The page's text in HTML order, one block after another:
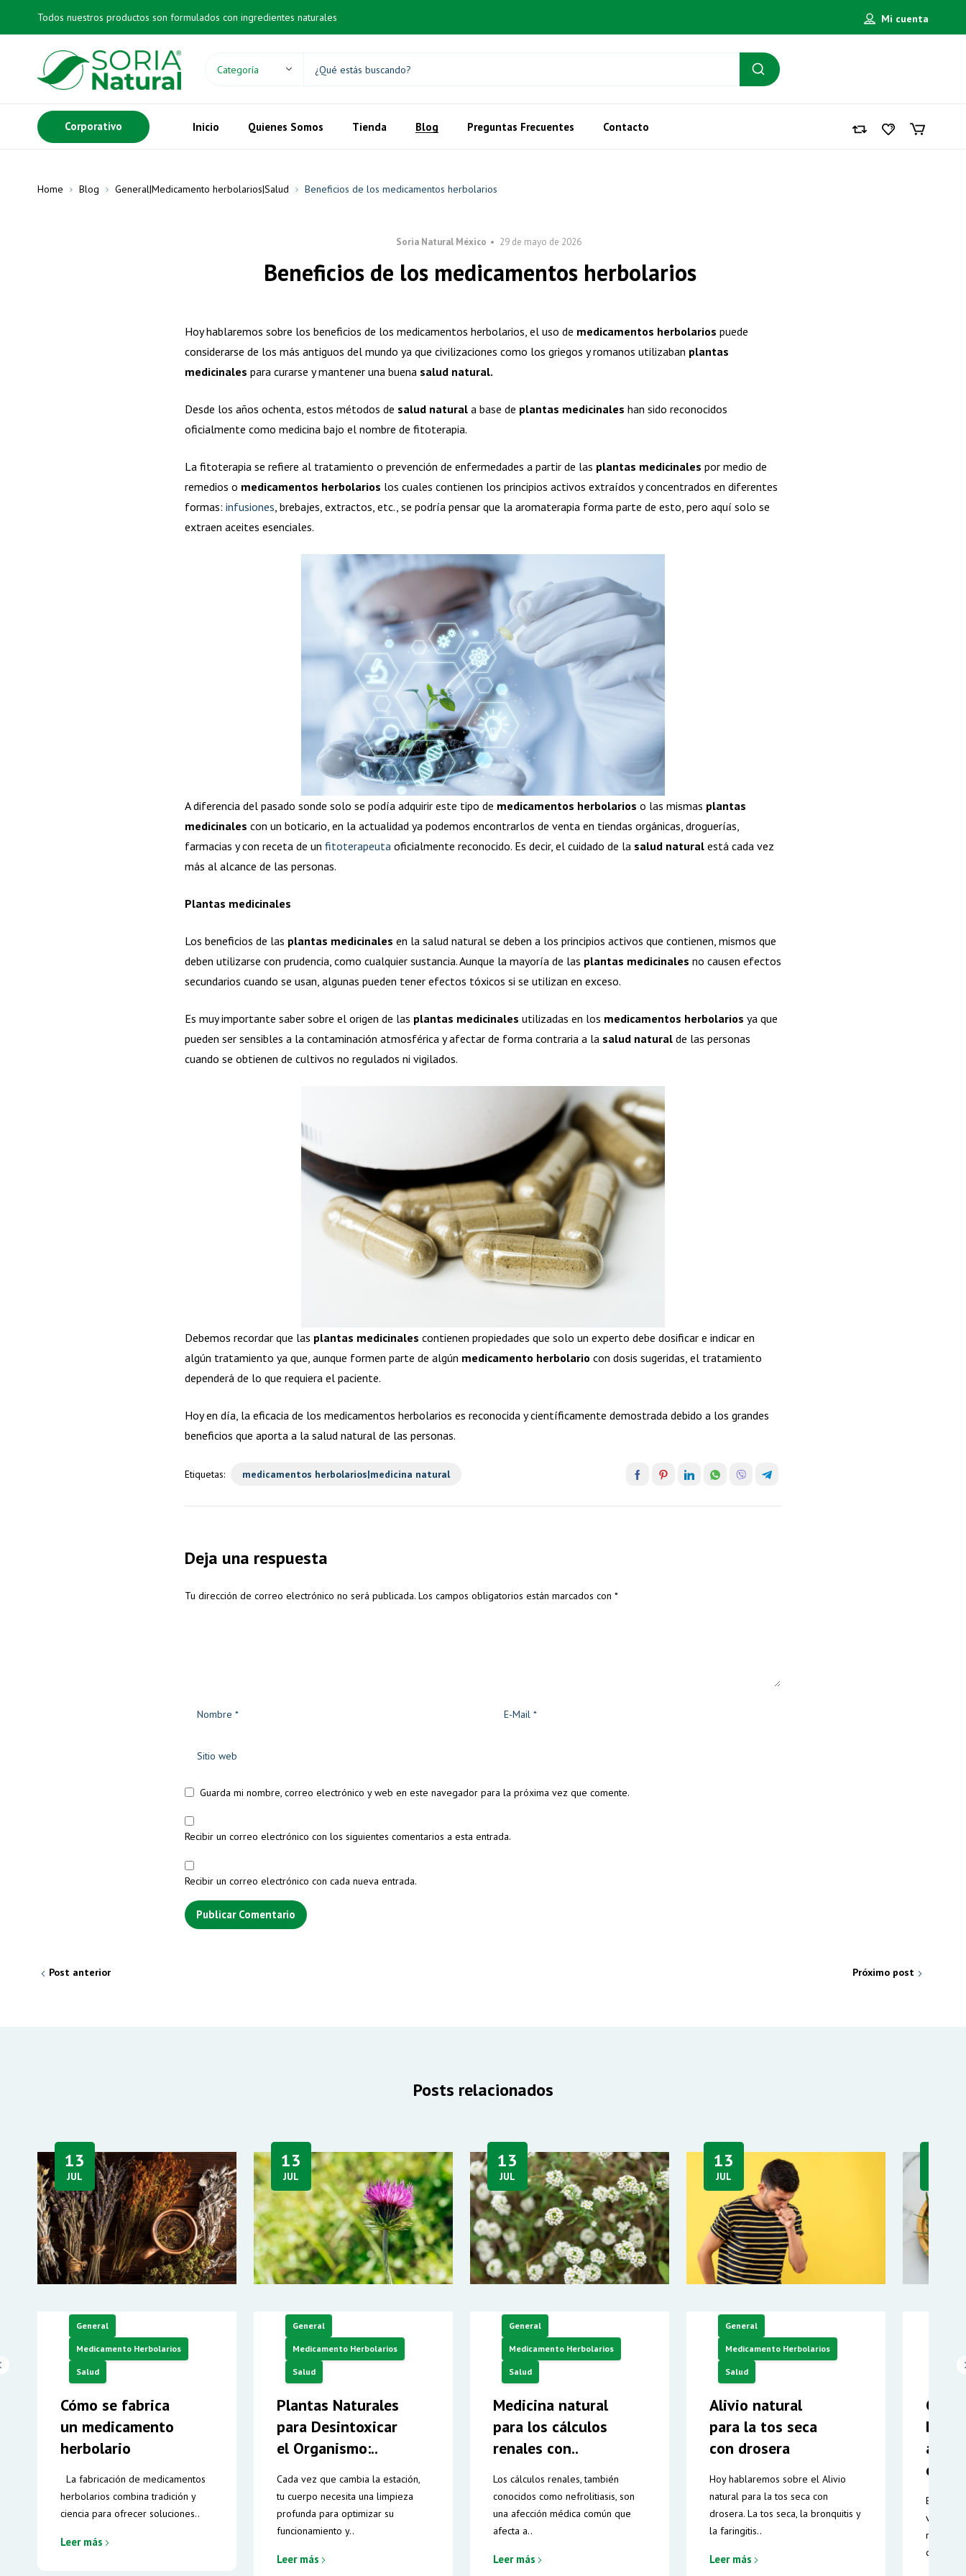
Todos nuestros productos son formulados con ingredientes naturales Mi cuenta
Corporativo Inicio Quienes Somos Tienda Blog Preguntas Frecuentes Contacto
Home Blog General|Medicamento herbolarios|Salud Beneficios de los medicamentos herbolarios
Soria Natural México 29 de mayo de 2026
Beneficios de los medicamentos herbolarios
Hoy hablaremos sobre los beneficios de los medicamentos herbolarios, el uso de medicamentos herbolarios puede
considerarse de los más antiguos del mundo ya que civilizaciones como los griegos y romanos utilizaban plantas
medicinales para curarse y mantener una buena salud natural.
Desde los años ochenta, estos métodos de salud naturala base de plantas medicinales han sido reconocidos
oficialmente como medicina bajo el nombre de fitoterapia.
La fitoterapia se refiere al tratamiento o prevención de enfermedades a partir de las plantas medicinales por medio de
remedios o medicamentos herbolarios los cuales contienen los principios activos extraídos y concentrados en diferentes
formas: infusiones , brebajes, extractos, etc., se podría pensar que la aromaterapia forma parte de esto, pero aquí solo se
extraen aceites esenciales.
A diferencia del pasado sonde solo se podía adquirir este tipo de medicamentos herbolarios o las mismas plantas
medicinales con un boticario, en la actualidad ya podemos encontrarlos de venta en tiendas orgánicas, droguerías,
farmacias y con receta de un fitoterapeuta oficialmente reconocido. Es decir, el cuidado de la salud naturalestá cada vez
más al alcance de las personas.
Plantas medicinales
Los beneficios de las plantas medicinales en la salud natural se deben a los principios activos que contienen, mismos que
deben utilizarse con prudencia, como cualquier sustancia. Aunque la mayoría de las plantas medicinales no causen efectos
secundarios cuando se usan, algunas pueden tener efectos tóxicos si se utilizan en exceso.
Es muy importante saber sobre el origen de las plantas medicinales utilizadas en los medicamentos herbolarios ya que
pueden ser sensibles a la contaminación atmosférica y afectar de forma contraria a la salud naturalde las personas
cuando se obtienen de cultivos no regulados ni vigilados.
Debemos recordar que las plantas medicinales contienen propiedades que solo un experto debe dosificar e indicar en
algún tratamiento ya que, aunque formen parte de algún medicamento herbolario con dosis sugeridas, el tratamiento
dependerá de lo que requiera el paciente.
Hoy en día, la eficacia de los medicamentos herbolarios es reconocida y científicamente demostrada debido a los grandes
beneficios que aporta a la salud natural de las personas.
Etiquetas: medicamentos herbolarios|medicina natural
Deja una respuesta
Tu dirección de correo electrónico no será publicada. Los campos obligatorios están marcados con *
Guarda mi nombre, correo electrónico y web en este navegador para la próxima vez que comente.
Recibir un correo electrónico con los siguientes comentarios a esta entrada.
Recibir un correo electrónico con cada nueva entrada.
Post anterior Próximo post
Posts relacionados
13
JUL
General
Medicamento Herbolarios
Salud
Cómo se fabrica
un medicamento
herbolario
La fabricación de medicamentos
herbolarios combina tradición y
ciencia para ofrecer soluciones..
Leer más
13
JUL
General
Medicamento Herbolarios
Salud
Plantas Naturales
para Desintoxicar
el Organismo:..
Cada vez que cambia la estación,
tu cuerpo necesita una limpieza
profunda para optimizar su
funcionamiento y..
Leer más
13
JUL
General
Medicamento Herbolarios
Salud
Medicina natural
para los cálculos
renales con..
Los cálculos renales, también
conocidos como nefrolitiasis, son
una afección médica común que
afecta a..
Leer más
13
JUL
General
Medicamento Herbolarios
Salud
Alivio natural
para la tos seca
con drosera
Hoy hablaremos sobre el Alivio
natural para la tos seca con
drosera. La tos seca, la bronquitis y
la faringitis..
Leer más
de..
El
cocina